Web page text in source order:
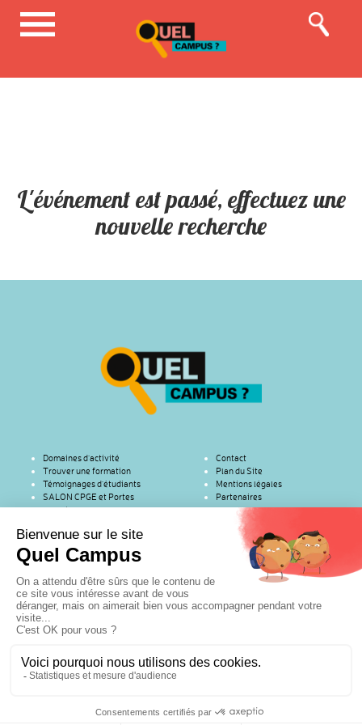
L'événement est passé, effectuez une
nouvelle recherche
Domaines d’activité
Trouver une formation
Témoignages d’étudiants
SALON CPGE et Portes
ouvertes
Contact
Plan du Site
Mentions légales
Partenaires
75007 | Tel : 01 45 49 61 19